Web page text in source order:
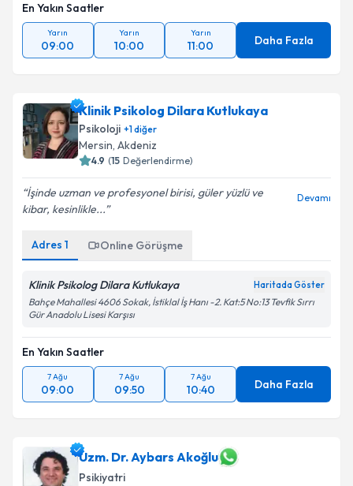
En Yakın Saatler
Yarın
09:00
Yarın
10:00
Yarın
11:00 Daha Fazla
Klinik Psikolog Dilara Kutlukaya
Psikoloji +1diğer
Mersin, Akdeniz
4.9 (15 Değerlendirme)
İşinde uzman ve profesyonel birisi, güler yüzlü ve
kibar, kesinlikle...
Devamı
Adres 1 Online Görüşme
Klinik Psikolog Dilara Kutlukaya Haritada Göster
Bahçe Mahallesi 4606 Sokak, İstiklal İş Hanı -2. Kat:5 No:13 Tevfik Sırrı
Gür Anadolu Lisesi Karşısı
En Yakın Saatler
7 Ağu
09:00
7 Ağu
09:50
7 Ağu
10:40 Daha Fazla
Uzm. Dr. Aybars Akoğlu
Psikiyatri